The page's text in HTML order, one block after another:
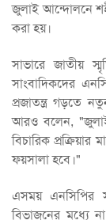
জুলাই আন্দোলনে
করা হয়।
সাভারে জাতীয়
সাংবাদিকদের
প্রজাতন্ত্র গড়তে
আরও বলেন, "জুলাই
বিচারিক
ফয়সালা হবে।"
এসময় এনসিপির
বিভাজনের মধ্যে